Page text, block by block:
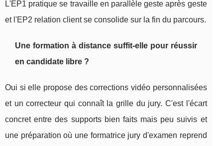
L'EP1 pratique se travaille en parallèle geste après geste
et l'EP2 relation client se consolide sur la fin du parcours.
Une formation à distance suffit-elle pour réussir
en candidate libre ?
Oui si elle propose des corrections vidéo personnalisées
et un correcteur qui connaît la grille du jury. C'est l'écart
concret entre des supports bien faits mais peu suivis et
une préparation où une formatrice jury d'examen reprend